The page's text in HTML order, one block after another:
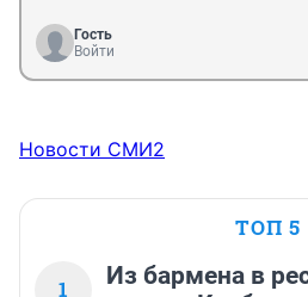
Гость
Войти
Новости СМИ2
ТОП 5
1
Из бармена в